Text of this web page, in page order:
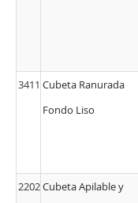
3411 Cubeta Ranurada
Fondo Liso
2202Cubeta Apilable y